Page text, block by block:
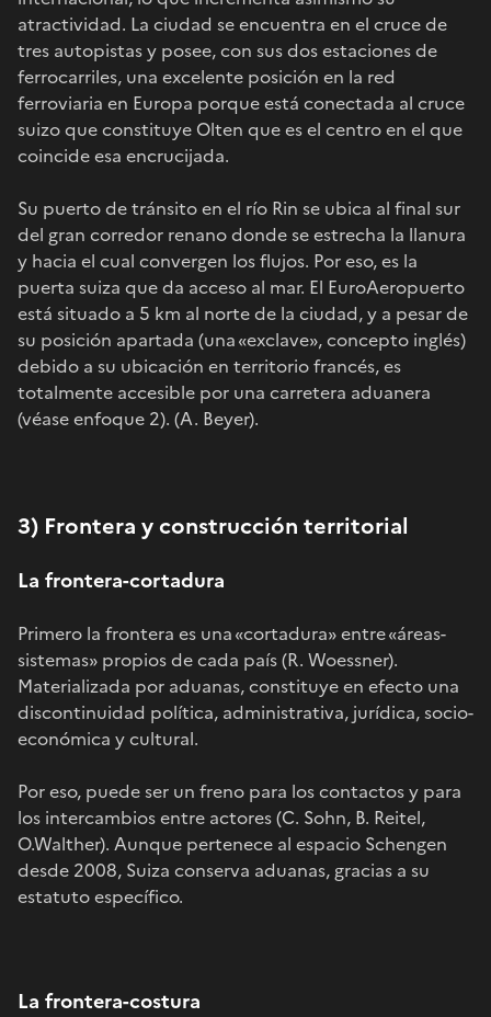
atractividad. La ciudad se encuentra en el cruce de
tres autopistas y posee, con sus dos estaciones de
ferrocarriles, una excelente posición en la red
ferroviaria en Europa porque está conectada al cruce
suizo que constituye Olten que es el centro en el que
coincide esa encrucijada.
Su puerto de tránsito en el río Rin se ubica al final sur
del gran corredor renano donde se estrecha la llanura
y hacia el cual convergen los flujos. Por eso, es la
puerta suiza que da acceso al mar. El EuroAeropuerto
está situado a 5 km al norte de la ciudad, y a pesar de
su posición apartada (una «exclave», concepto inglés)
debido a su ubicación en territorio francés, es
totalmente accesible por una carretera aduanera
(véase enfoque 2). (A. Beyer).
3) Frontera y construcción territorial
La frontera-cortadura
Primero la frontera es una «cortadura» entre «áreas-
sistemas» propios de cada país (R. Woessner).
Materializada por aduanas, constituye en efecto una
discontinuidad política, administrativa, jurídica, socio-
económica y cultural.
Por eso, puede ser un freno para los contactos y para
los intercambios entre actores (C. Sohn, B. Reitel,
O.Walther). Aunque pertenece al espacio Schengen
desde 2008, Suiza conserva aduanas, gracias a su
estatuto específico.
La frontera-costura